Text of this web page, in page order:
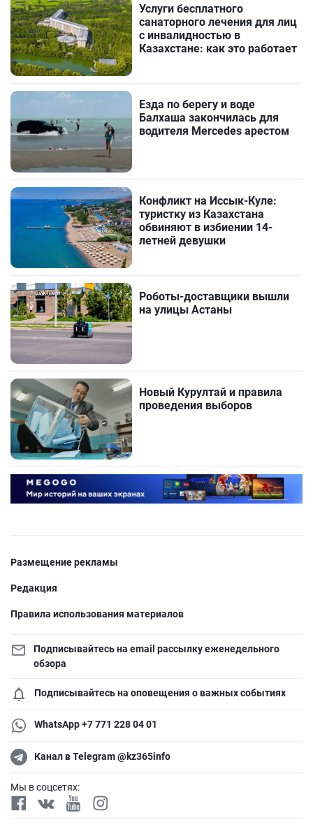
Услуги бесплатного
санаторного лечения для лиц
с инвалидностью в
Казахстане: как это работает
Езда по берегу и воде
Балхаша закончилась для
водителя Mercedes арестом
Конфликт на Иссык-Куле:
туристку из Казахстана
обвиняют в избиении 14-
летней девушки
Роботы-доставщики вышли
на улицы Астаны
Новый Курултай и правила
проведения выборов
Размещение рекламы
Редакция
Правила использования материалов
Подписывайтесь на email рассылку еженедельного
обзора
Подписывайтесь на оповещения о важных событиях
WhatsApp +7 771 228 04 01
Канал в Telegram @kz365info
Мы в соцсетях: